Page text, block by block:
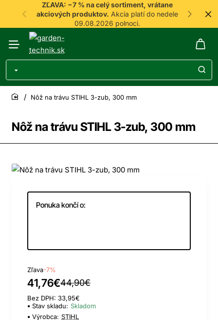
ZĽAVA: −7 % na celý sortiment, vrátane
akciových produktov. Akcia platí do nedele
09.08.2026 polnoci.
Nôž na trávu STIHL 3-zub, 300 mm
home
Nôž na trávu STIHL 3-zub, 300 mm
Ponuka končí o:
Zľava-7%
41,76€44,90€
Bez DPH: 33,95€
Stav skladu: Skladom
Výrobca: STIHL